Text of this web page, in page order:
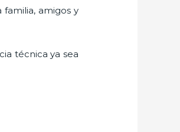
amigos y
técnica ya sea